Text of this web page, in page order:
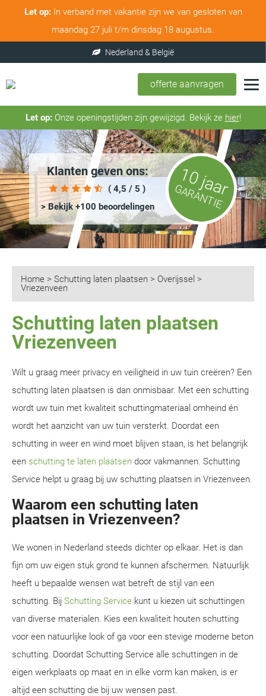
Let op:In verband met vakantie zijn we van gesloten van
maandag 27 juli t/m dinsdag 18 augustus.
offerte aanvragen
Let op:Onze openingstijden zijn gewijzigd. Bekijk ze hier!
Klanten geven ons:
( 4,5 / 5 )
> Bekijk +100 beoordelingen
10 jaar
GARANTIE
Home > Schutting laten plaatsen > Overijssel >
Vriezenveen
Schutting laten plaatsen
Vriezenveen
Wilt u graag meer privacy en veiligheid in uw tuin creëren? Een
schutting laten plaatsen is dan onmisbaar. Met een schutting
wordt uw tuin met kwaliteit schuttingmateriaal omheind én
wordt het aanzicht van uw tuin versterkt. Doordat een
schutting in weer en wind moet blijven staan, is het belangrijk
een schutting te laten plaatsen door vakmannen. Schutting
Service helpt u graag bij uw schutting plaatsen in Vriezenveen.
Waarom een schutting laten
plaatsen in Vriezenveen?
We wonen in Nederland steeds dichter op elkaar. Het is dan
fijn om uw eigen stuk grond te kunnen afschermen. Natuurlijk
heeft u bepaalde wensen wat betreft de stijl van een
schutting. Bij Schutting Service kunt u kiezen uit schuttingen
van diverse materialen. Kies een kwaliteit houten schutting
voor een natuurlijke look of ga voor een stevige moderne beton
schutting. Doordat Schutting Service alle schuttingen in de
eigen werkplaats op maat en in elke vorm kan maken, is er
altijd een schutting die bij uw wensen past.